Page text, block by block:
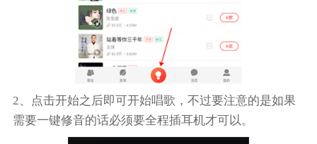
2、点击开始之后即可开始唱歌，不过要注意的是如果
需要一键修音的话必须要全程插耳机才可以。